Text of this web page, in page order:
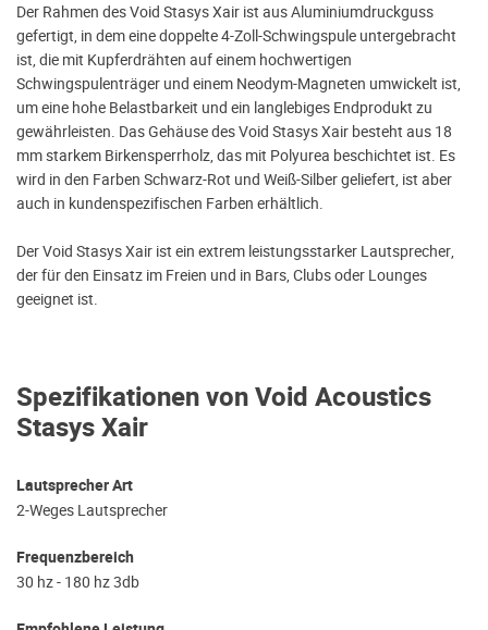
Spezifikationen von Void Acoustics
Stasys Xair
Lautsprecher Art
2-Weges Lautsprecher
Frequenzbereich
30 hz - 180 hz 3db
Der Rahmen des Void Stasys Xair ist aus Aluminiumdruckguss
gefertigt, in dem eine doppelte 4-Zoll-Schwingspule untergebracht
ist, die mit Kupferdrähten auf einem hochwertigen
Schwingspulenträger und einem Neodym-Magneten umwickelt ist,
um eine hohe Belastbarkeit und ein langlebiges Endprodukt zu
gewährleisten. Das Gehäuse des Void Stasys Xair besteht aus 18
mm starkem Birkensperrholz, das mit Polyurea beschichtet ist. Es
wird in den Farben Schwarz-Rot und Weiß-Silber geliefert, ist aber
auch in kundenspezifischen Farben erhältlich.
Der Void Stasys Xair ist ein extrem leistungsstarker Lautsprecher,
der für den Einsatz im Freien und in Bars, Clubs oder Lounges
geeignet ist.